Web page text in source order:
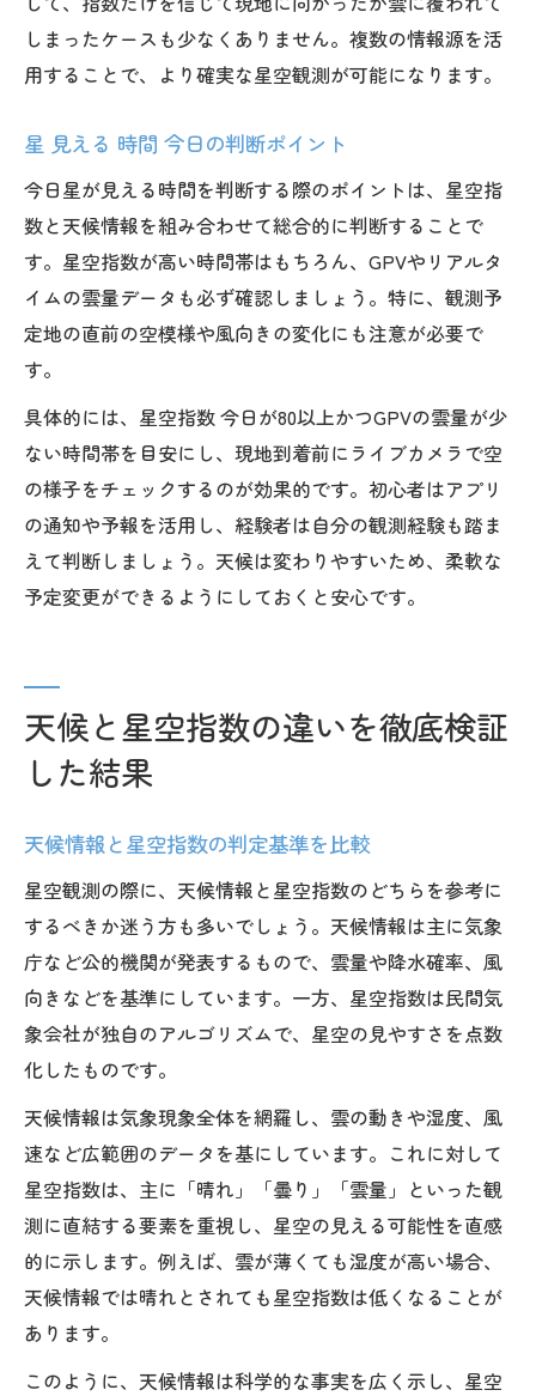
しまったケースも少なくありません。複数の情報源を活
用することで、より確実な星空観測が可能になります。
星 見える 時間 今日の判断ポイント
今日星が見える時間を判断する際のポイントは、星空指
数と天候情報を組み合わせて総合的に判断することで
す。星空指数が高い時間帯はもちろん、GPVやリアルタ
イムの雲量データも必ず確認しましょう。特に、観測予
定地の直前の空模様や風向きの変化にも注意が必要で
す。
具体的には、星空指数 今日が80以上かつGPVの雲量が少
ない時間帯を目安にし、現地到着前にライブカメラで空
の様子をチェックするのが効果的です。初心者はアプリ
の通知や予報を活用し、経験者は自分の観測経験も踏ま
えて判断しましょう。天候は変わりやすいため、柔軟な
予定変更ができるようにしておくと安心です。
天候と星空指数の違いを徹底検証
した結果
天候情報と星空指数の判定基準を比較
星空観測の際に、天候情報と星空指数のどちらを参考に
するべきか迷う方も多いでしょう。天候情報は主に気象
庁など公的機関が発表するもので、雲量や降水確率、風
向きなどを基準にしています。一方、星空指数は民間気
象会社が独自のアルゴリズムで、星空の見やすさを点数
化したものです。
天候情報は気象現象全体を網羅し、雲の動きや湿度、風
速など広範囲のデータを基にしています。これに対して
星空指数は、主に「晴れ」「曇り」「雲量」といった観
測に直結する要素を重視し、星空の見える可能性を直感
的に示します。例えば、雲が薄くても湿度が高い場合、
天候情報では晴れとされても星空指数は低くなることが
あります。
このように、天候情報は科学的な事実を広く示し、星空